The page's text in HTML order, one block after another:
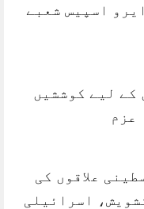
اسپیس شعبے
کے لیے کوششیں
عزم
علاقوں کی
اسرائیلی